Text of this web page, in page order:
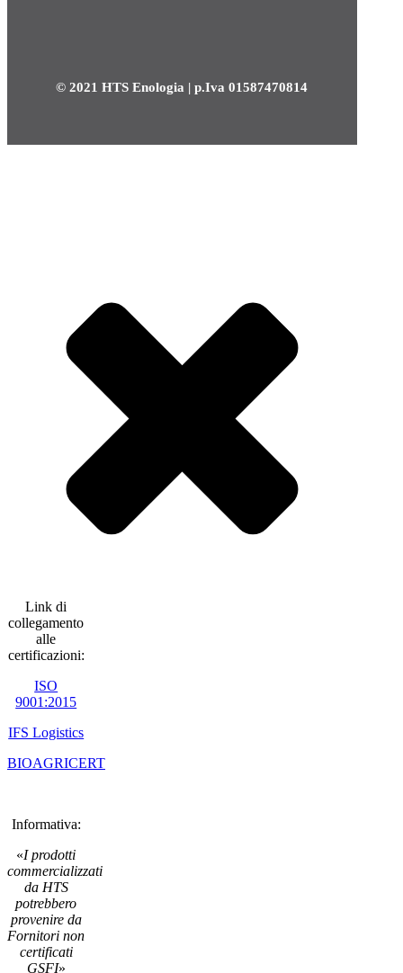
© 2021 HTS Enologia | p.Iva 01587470814
Link di
collegamento
alle
certificazioni:
ISO
9001:2015
IFS Logistics
BIOAGRICERT
Informativa:
«I prodotti
commercializzati
da HTS
potrebbero
provenire da
Fornitori non
certificati
GSFI»